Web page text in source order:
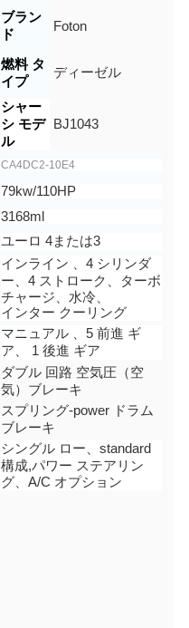
ブラン
ド
Foton
燃料 タ
イプ
ディーゼル
シャー
シ モデ
ル
BJ1043
CA4DC2-10E4
79kw/110HP
3168ml
ユーロ 4または3
インライン 4 シリンダ
ー、4 ストローク、
ターボ
チャージ、水冷、
インター クーリング
マニュアル 、 5 前進 ギ
ア、 1 後進 ギア
ダブル 回路 空気圧（空
気） ブレーキ
スプリング-power ドラム
ブレーキ
シングル ロー、standard
構成,パワー ステアリン
グ、A/C オプション